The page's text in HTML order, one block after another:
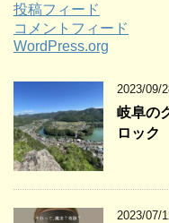
投稿フィード
コメントフィード
WordPress.org
2023/09/
岐阜の
ロック
2023/07/